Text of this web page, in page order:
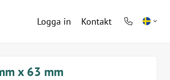
Logga in Kontakt
phone
x 63 mm